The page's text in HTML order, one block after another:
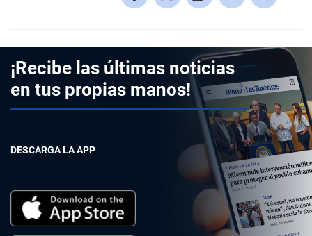
¡Recibe las últimas noticias
en tus propias manos!
DESCARGA LA APP